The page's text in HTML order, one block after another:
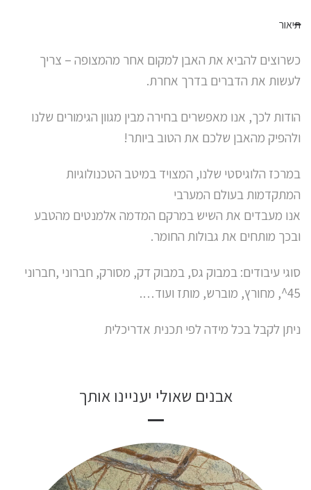
תיאור
כשרוצים להביא את האבן למקום אחר מהמצופה – צריך
לעשות את הדברים בדרך אחרת.
הודות לכך, אנו מאפשרים בחירה מבין מגוון הגימורים שלנו
ולהפיק מהאבן שלכם את הטוב ביותר!
במרכז הלוגיסטי שלנו, המצויד במיטב הטכנולוגיות
המתקדמות בעולם המערבי
אנו מעבדים את השיש במרקם המדמה אלמנטים מהטבע
ובכך מותחים את גבולות החומר.
סוגי עיבודים: במבוק גס, במבוק דק, מסורק, חברוני ,חברוני
45^, מחורץ, מוברש, מותז ועוד….
ניתן לקבל בכל מידה לפי תכנית אדריכלית
אבנים שאולי יעניינו אותך